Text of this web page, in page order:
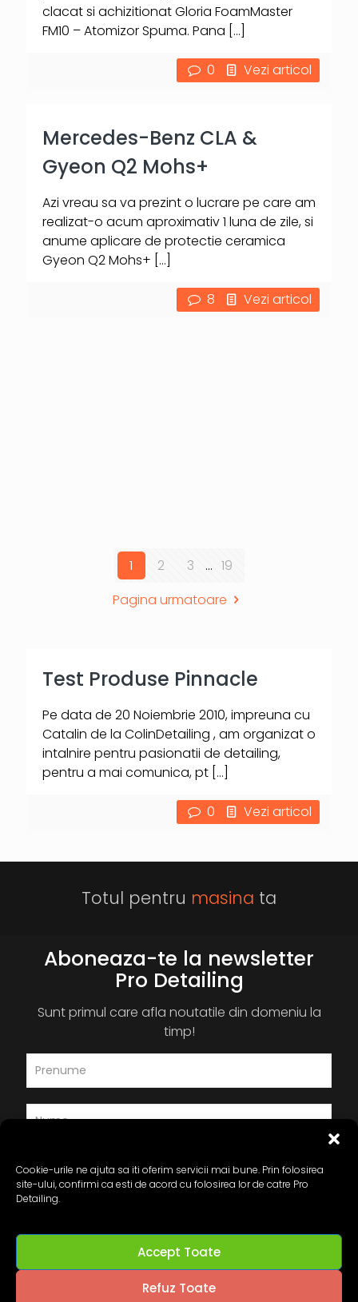
Cookie-urile ne ajuta sa iti oferim servicii mai bune. Prin folosirea
site-ului, confirmi ca esti de acord cu folosirea lor de catre Pro
Detailing.
Accept Toate
Refuz Toate
clacat si achizitionat Gloria FoamMaster
FM10 – Atomizor Spuma. Pana […]
0 Vezi articol
Mercedes-Benz CLA &
Gyeon Q2 Mohs+
Azi vreau sa va prezint o lucrare pe care am
realizat-o acum aproximativ 1 luna de zile, si
anume aplicare de protectie ceramica
Gyeon Q2 Mohs+ […]
8 Vezi articol
1 2 3 ... 19
Pagina urmatoare
Test Produse Pinnacle
Pe data de 20 Noiembrie 2010, impreuna cu
Catalin de la ColinDetailing , am organizat o
intalnire pentru pasionatii de detailing,
pentru a mai comunica, pt […]
0 Vezi articol
Totul pentru masina ta
Aboneaza-te la newsletter
Pro Detailing
Sunt primul care afla noutatile din domeniu la
timp!